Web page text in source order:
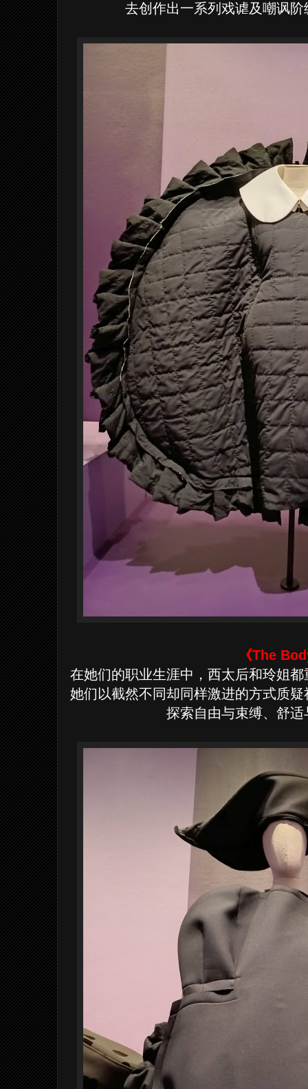
去创作出一系列戏谑及嘲讽
《The
在她们的职业生涯中，西太后和玲姐
她们以截然不同却同样激进的方式质
探索自由与束缚、舒